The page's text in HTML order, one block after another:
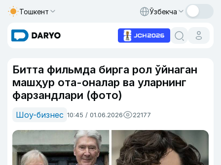
Тошкент Ўзбекча
Битта фильмда бирга рол ўйнаган
машҳур ота-оналар ва уларнинг
фарзандлари (фото)
Шоу-бизнес 10:45 / 01.06.2026 22177